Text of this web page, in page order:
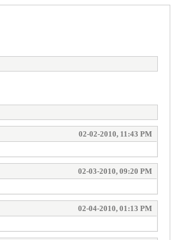
02-02-2010, 11:43 PM
02-03-2010, 09:20 PM
02-04-2010, 01:13 PM